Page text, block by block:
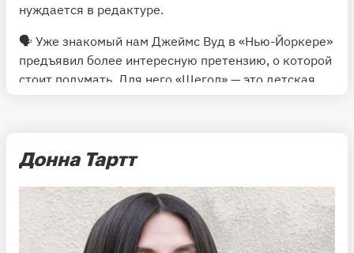
нуждается в редактуре.
🗣 Уже знакомый нам Джеймс Вуд в «Нью-Йоркере»
предъявил более интересную претензию, о которой
стоит подумать. Для него «Щегол» — это детская
передумает, как это было с «Бесконечной шуткой»?
❗️ Здесь пора сделать одну оговорку: если роман
вообще попал в поле зрения этих журналов и этих
критиков — значит, он стоит внимания. О
действительно плохой литературе не пишут в «Нью-
Донна Тартт